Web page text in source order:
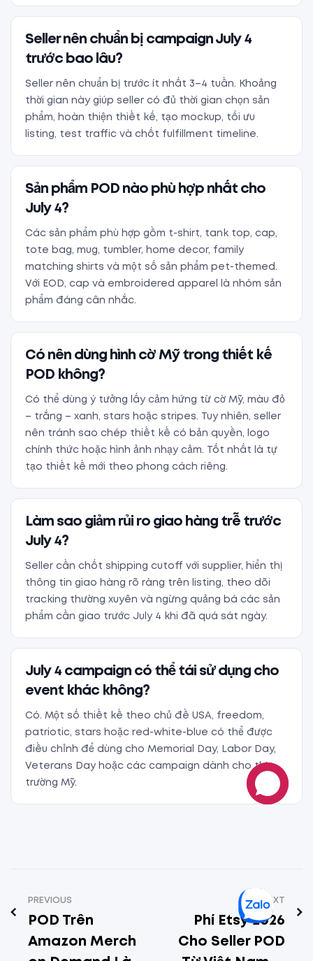
Seller nên chuẩn bị campaign July 4
trước bao lâu?
Seller nên chuẩn bị trước ít nhất 3–4 tuần. Khoảng
thời gian này giúp seller có đủ thời gian chọn sản
phẩm, hoàn thiện thiết kế, tạo mockup, tối ưu
listing, test traffic và chốt fulfillment timeline.
Sản phẩm POD nào phù hợp nhất cho
July 4?
Các sản phẩm phù hợp gồm t-shirt, tank top, cap,
tote bag, mug, tumbler, home decor, family
matching shirts và một số sản phẩm pet-themed.
Với EOD, cap và embroidered apparel là nhóm sản
phẩm đáng cân nhắc.
Có nên dùng hình cờ Mỹ trong thiết kế
POD không?
Có thể dùng ý tưởng lấy cảm hứng từ cờ Mỹ, màu đỏ
– trắng – xanh, stars hoặc stripes. Tuy nhiên, seller
nên tránh sao chép thiết kế có bản quyền, logo
chính thức hoặc hình ảnh nhạy cảm. Tốt nhất là tự
tạo thiết kế mới theo phong cách riêng.
Làm sao giảm rủi ro giao hàng trễ trước
July 4?
Seller cần chốt shipping cutoff với supplier, hiển thị
thông tin giao hàng rõ ràng trên listing, theo dõi
tracking thường xuyên và ngừng quảng bá các sản
phẩm cần giao trước July 4 khi đã quá sát ngày.
July 4 campaign có thể tái sử dụng cho
event khác không?
Có. Một số thiết kế theo chủ đề USA, freedom,
patriotic, stars hoặc red-white-blue có thể được
điều chỉnh để dùng cho Memorial Day, Labor Day,
Veterans Day hoặc các campaign dành cho thị
trường Mỹ.
PREVIOUS
POD Trên
Amazon Merch
NEXT
Phí Etsy 2026
Cho Seller POD